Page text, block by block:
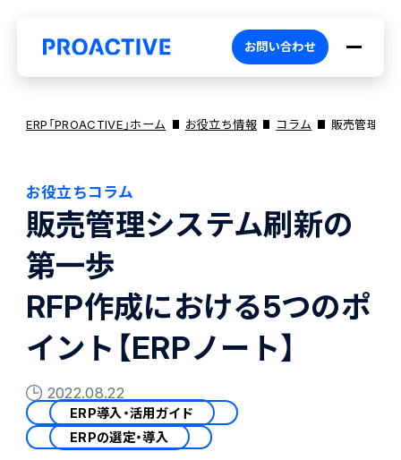
PROACTIVEとは
特長・選ばれる理由
ブランドコア
PROACTIVE AI
プロダクト
機能
会計
財務会計
オファリング
業務特化型オファリング
お役立ち情報
お問い合わせ
ERP「PROACTIVE」ホーム お役立ち情報 コラム 販売管理シ
お役立ちコラム
販売管理システム刷新の
第一歩
RFP作成における5つのポ
イント【ERPノート】
2022.08.22
ERP導入・活用ガイド
ERPの選定・導入